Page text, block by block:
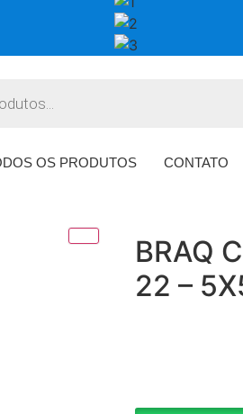
OS PRODUTOS CONTATO
BRAQ
22 –